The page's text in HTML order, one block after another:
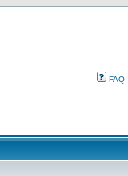
FAQ